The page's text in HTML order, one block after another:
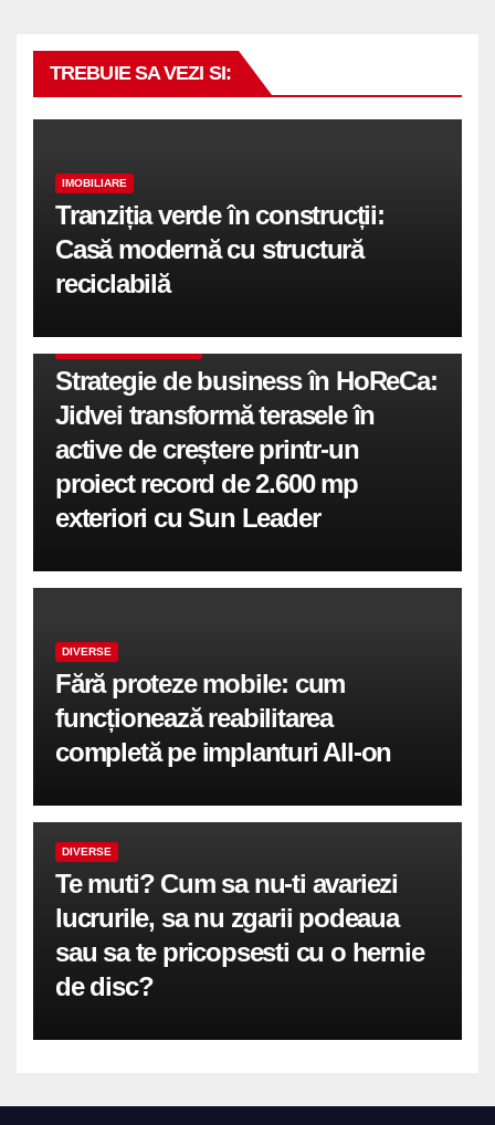
TREBUIE SA VEZI SI:
IMOBILIARE
Tranziția verde în construcții:
Casă modernă cu structură
reciclabilă
Strategie de business în HoReCa:
Jidvei transformă terasele în
active de creștere printr-un
proiect record de 2.600 mp
exteriori cu Sun Leader
DIVERSE
Fără proteze mobile: cum
funcționează reabilitarea
completă pe implanturi All-on
DIVERSE
Te muti? Cum sa nu-ti avariezi
lucrurile, sa nu zgarii podeaua
sau sa te pricopsesti cu o hernie
de disc?